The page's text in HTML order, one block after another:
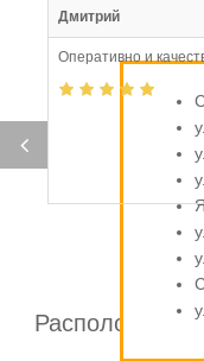
Дмитрий
Оперативно и